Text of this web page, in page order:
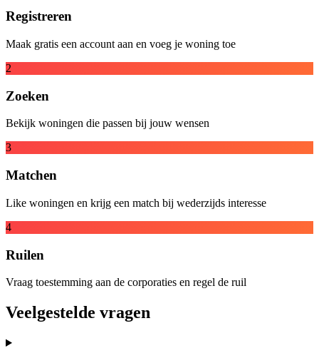
Registreren
Maak gratis een account aan en voeg je woning toe
2
Zoeken
Bekijk woningen die passen bij jouw wensen
3
Matchen
Like woningen en krijg een match bij wederzijds interesse
4
Ruilen
Vraag toestemming aan de corporaties en regel de ruil
Veelgestelde vragen